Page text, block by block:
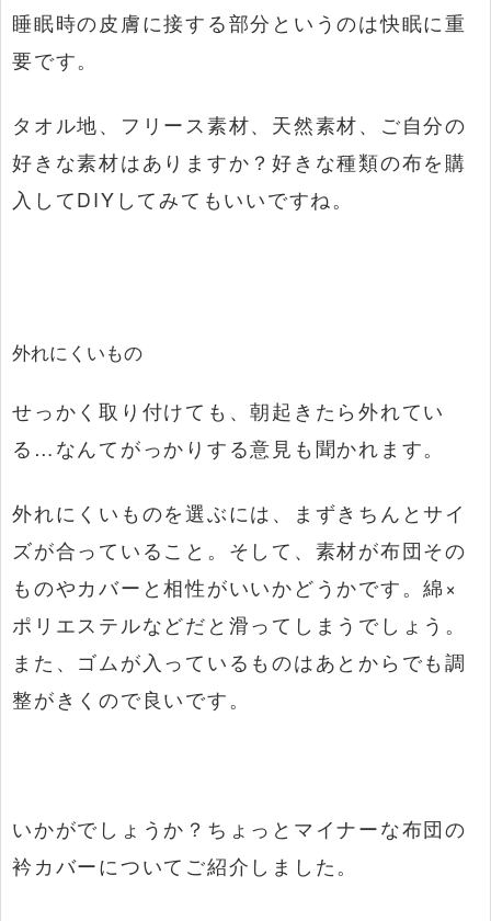
睡眠時の皮膚に接する部分というのは快眠に重
要です。
タオル地、フリース素材、天然素材、ご自分の
好きな素材はありますか？好きな種類の布を購
入してDIYしてみてもいいですね。
外れにくいもの
せっかく取り付けても、朝起きたら外れてい
る…なんてがっかりする意見も聞かれます。
外れにくいものを選ぶには、まずきちんとサイ
ズが合っていること。そして、素材が布団その
ものやカバーと相性がいいかどうかです。綿×
ポリエステルなどだと滑ってしまうでしょう。
また、ゴムが入っているものはあとからでも調
整がきくので良いです。
いかがでしょうか？ちょっとマイナーな布団の
衿カバーについてご紹介しました。